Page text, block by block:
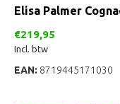
Elisa Palmer
€219,95
Incl. btw
EAN: 8719445171030